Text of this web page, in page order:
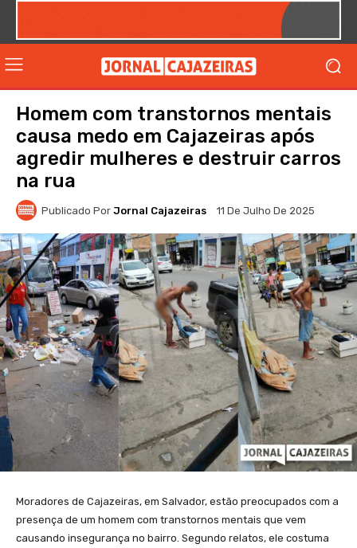
Homem com transtornos mentais
causa medo em Cajazeiras após
agredir mulheres e destruir carros
na rua
Publicado Por Jornal Cajazeiras 11 De Julho De 2025
Moradores de Cajazeiras, em Salvador, estão preocupados com a
presença de um homem com transtornos mentais que vem
causando insegurança no bairro. Segundo relatos, ele costuma